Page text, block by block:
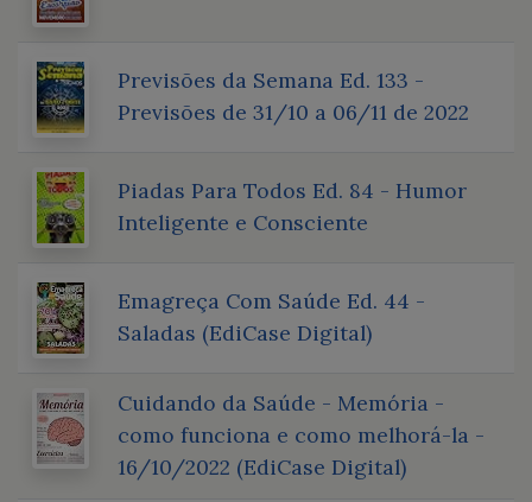
Previsões da Semana Ed. 133 -
Previsões de 31/10 a 06/11 de 2022
Piadas Para Todos Ed. 84 - Humor
Inteligente e Consciente
Emagreça Com Saúde Ed. 44 -
Saladas (EdiCase Digital)
Cuidando da Saúde - Memória -
como funciona e como melhorá-la -
16/10/2022 (EdiCase Digital)